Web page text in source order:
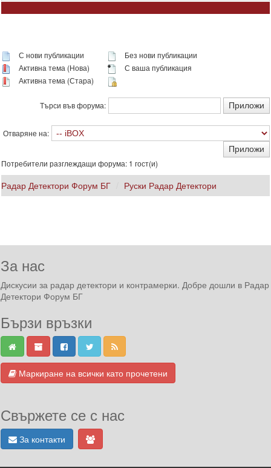
С нови публикации
Активна тема (Нова)
Активна тема (Стара)
Без нови публикации
С ваша публикация
Търси във форума:
Отваряне на:
Потребители разглеждащи форума: 1 гост(и)
Радар Детектори Форум БГ Руски Радар Детектори
За нас
Дискусии за радар детектори и контрамерки. Добре дошли в Радар
Детектори Форум БГ
Бързи връзки
Маркиране на всички като прочетени
Свържете се с нас
За контакти